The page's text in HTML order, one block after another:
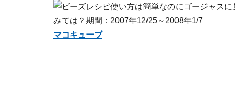
使い方は簡単なのにゴージャス
みては？期間：2007年12/25～2008年1/7
マコキューブ